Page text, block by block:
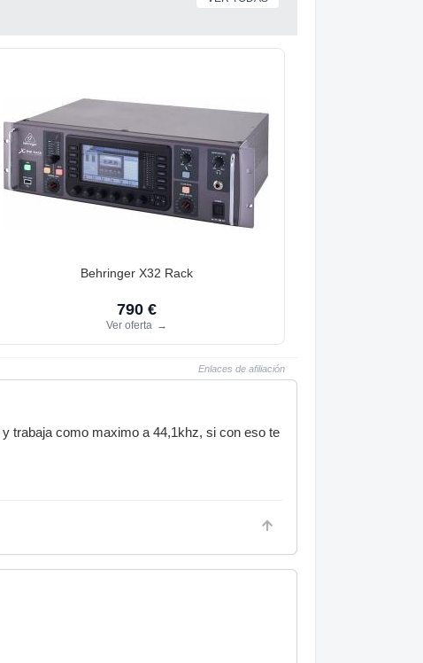
Behringer X32 Rack
790 €
Ver oferta →
Enlaces de afiliación
trabaja como maximo a 44,1khz, si con eso te